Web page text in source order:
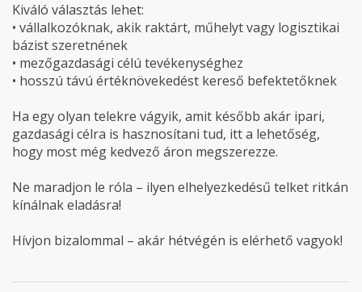
Kiváló választás lehet:
• vállalkozóknak, akik raktárt, műhelyt vagy logisztikai
bázist szeretnének
• mezőgazdasági célú tevékenységhez
• hosszú távú értéknövekedést kereső befektetőknek
Ha egy olyan telekre vágyik, amit később akár ipari,
gazdasági célra is hasznosítani tud, itt a lehetőség,
hogy most még kedvező áron megszerezze.
Ne maradjon le róla – ilyen elhelyezkedésű telket ritkán
kínálnak eladásra!
Hívjon bizalommal – akár hétvégén is elérhető vagyok!